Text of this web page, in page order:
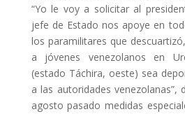
“Yo le voy a solicitar al
jefe de Estado nos apoye en
los paramilitares que
a jóvenes venezolanos en
(estado Táchira, oeste) sea
a las autoridades venezolanas”,
agosto pasado medidas